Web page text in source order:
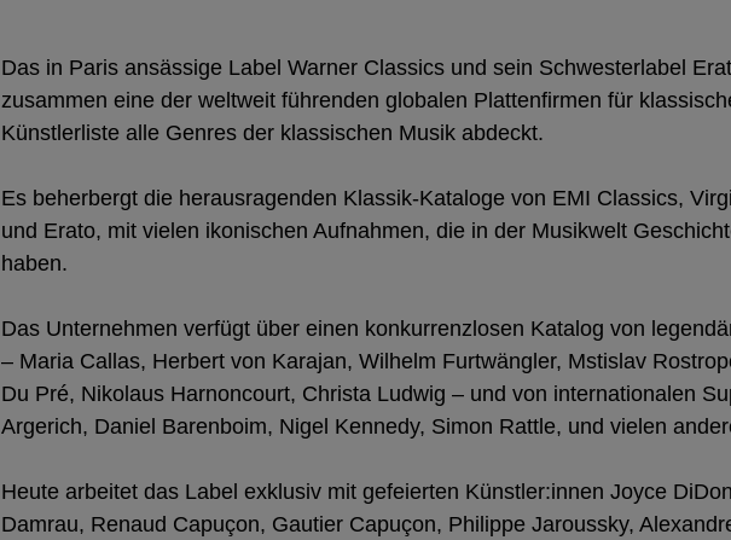
Das in Paris ansässige Label Warner Classics und sein Schwesterlabel
zusammen eine der weltweit führenden globalen Plattenfirmen für
Künstlerliste alle Genres der klassischen Musik abdeckt.
Es beherbergt die herausragenden Klassik-Kataloge von EMI Classics,
und Erato, mit vielen ikonischen Aufnahmen, die in der Musikwelt
haben.
Das Unternehmen verfügt über einen konkurrenzlosen Katalog von
– Maria Callas, Herbert von Karajan, Wilhelm Furtwängler, Mstislav
Du Pré, Nikolaus Harnoncourt, Christa Ludwig – und von internationalen
Argerich, Daniel Barenboim, Nigel Kennedy, Simon Rattle, und vielen
Heute arbeitet das Label exklusiv mit gefeierten Künstler:innen Joyce
Damrau, Renaud Capuçon, Gautier Capuçon, Philippe Jaroussky,